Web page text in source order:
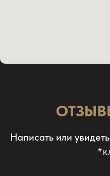
Написать или